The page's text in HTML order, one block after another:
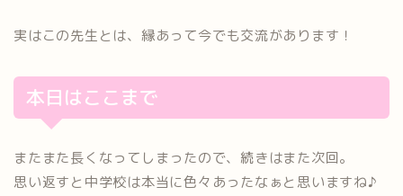
実はこの先生とは、縁あって今でも交流があります！
本日はここまで
またまた長くなってしまったので、続きはまた次回。
思い返すと中学校は本当に色々あったなぁと思いますね♪